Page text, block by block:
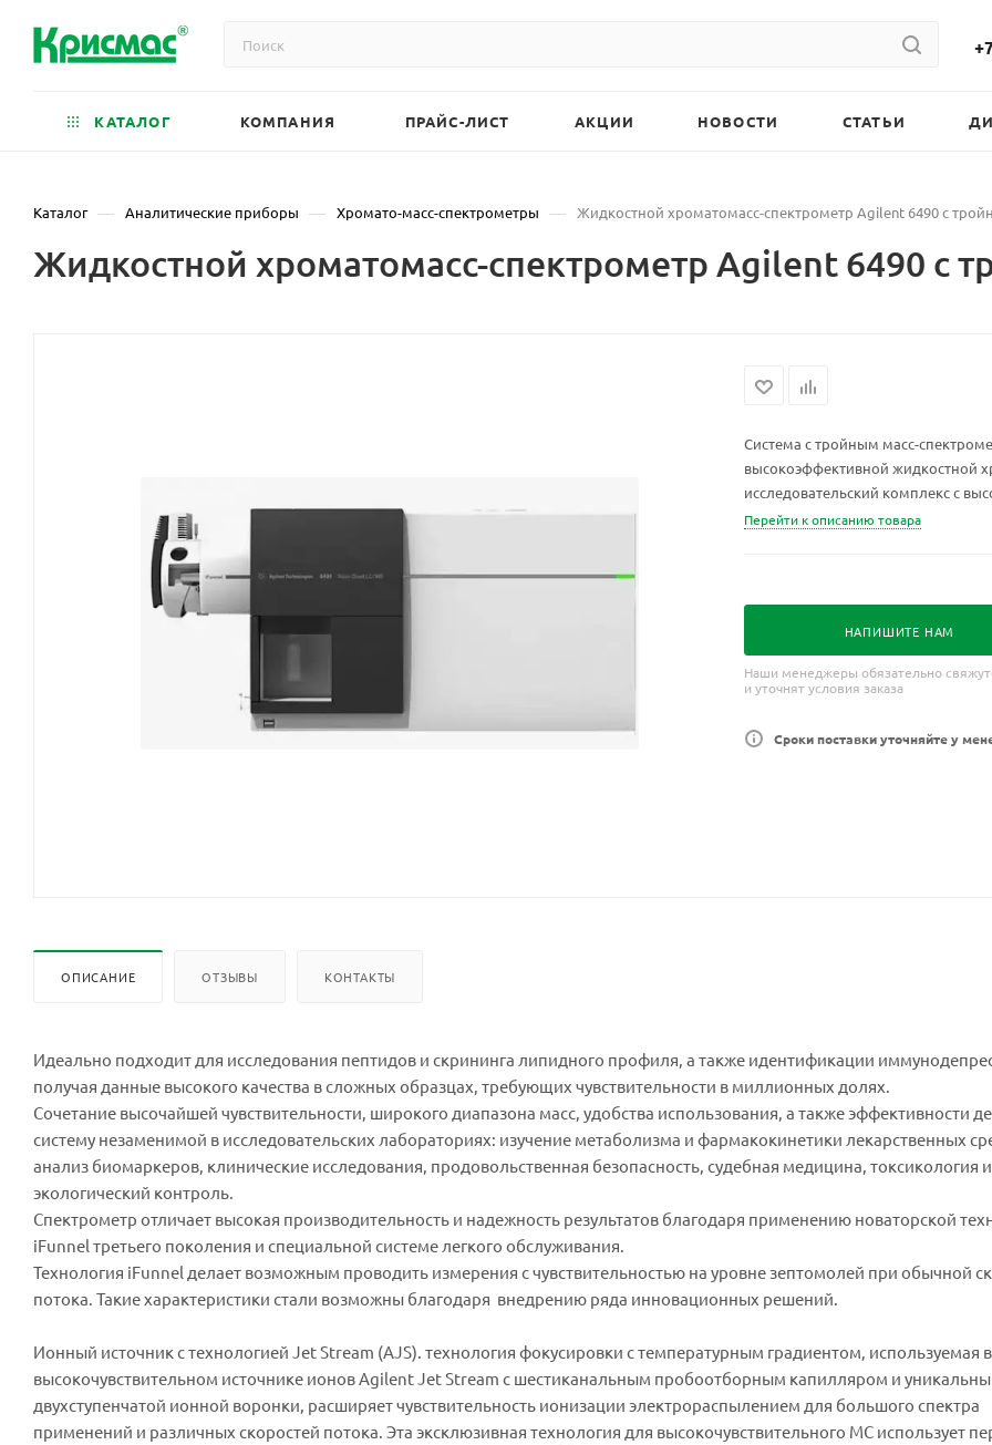
КАТАЛОГ КОМПАНИЯ ПРАЙС-ЛИСТ АКЦИИ НОВОСТИ СТАТЬИ
Каталог — Аналитические приборы — Хромато-масс-спектрометры — Жидкостной хроматомасс-спектрометр Agilent 6490 с
Жидкостной хроматомасс-спектрометр Agilent 6490 с
Система с тройным масс-
высокоэффективной жидкостной
исследовательский комплекс с
Перейти к описанию товара
НАПИШИТЕ НАМ
Наши менеджеры обязательно
и уточнят условия заказа
Сроки поставки уточняйте у
ОПИСАНИЕ ОТЗЫВЫ КОНТАКТЫ
Идеально подходит для исследования пептидов и скрининга липидного профиля, а также идентификации
получая данные высокого качества в сложных образцах, требующих чувствительности в миллионных долях.
Сочетание высочайшей чувствительности, широкого диапазона масс, удобства использования, а также эффективности
систему незаменимой в исследовательских лабораториях: изучение метаболизма и фармакокинетики лекарственных
анализ биомаркеров, клинические исследования, продовольственная безопасность, судебная медицина, токсикология и
экологический контроль.
Спектрометр отличает высокая производительность и надежность результатов благодаря применению новаторской
iFunnel третьего поколения и специальной системе легкого обслуживания.
Технология iFunnel делает возможным проводить измерения с чувствительностью на уровне зептомолей при обычной
потока. Такие характеристики стали возможны благодаря внедрению ряда инновационных решений.
Ионный источник с технологией Jet Stream (AJS). технология фокусировки с температурным градиентом, используемая в
высокочувствительном источнике ионов Agilent Jet Stream с шестиканальным пробоотборным капилляром и
двухступенчатой ионной воронки, расширяет чувствительность ионизации электрораспылением для большого спектра
применений и различных скоростей потока. Эта эксклюзивная технология для высокочувствительного МС использует